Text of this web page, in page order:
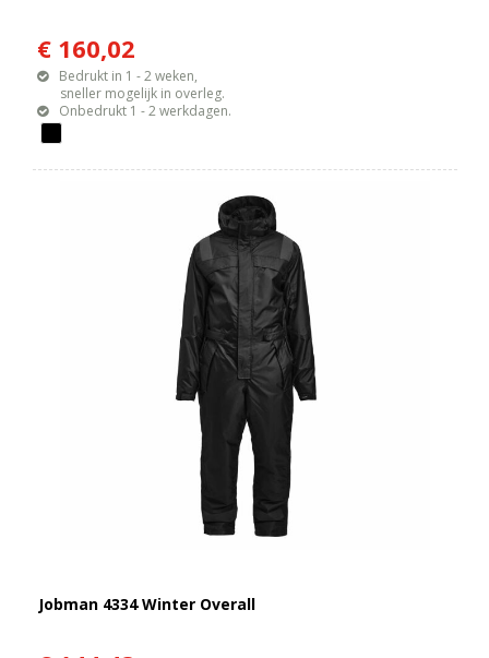
€ 160,02
Bedrukt in 1 - 2 weken,
sneller mogelijk in overleg.
Onbedrukt 1 - 2 werkdagen.
Jobman 4334 Winter Overall